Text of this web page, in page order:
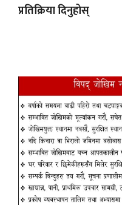
प्रतिक्रिया दिनुहोस्